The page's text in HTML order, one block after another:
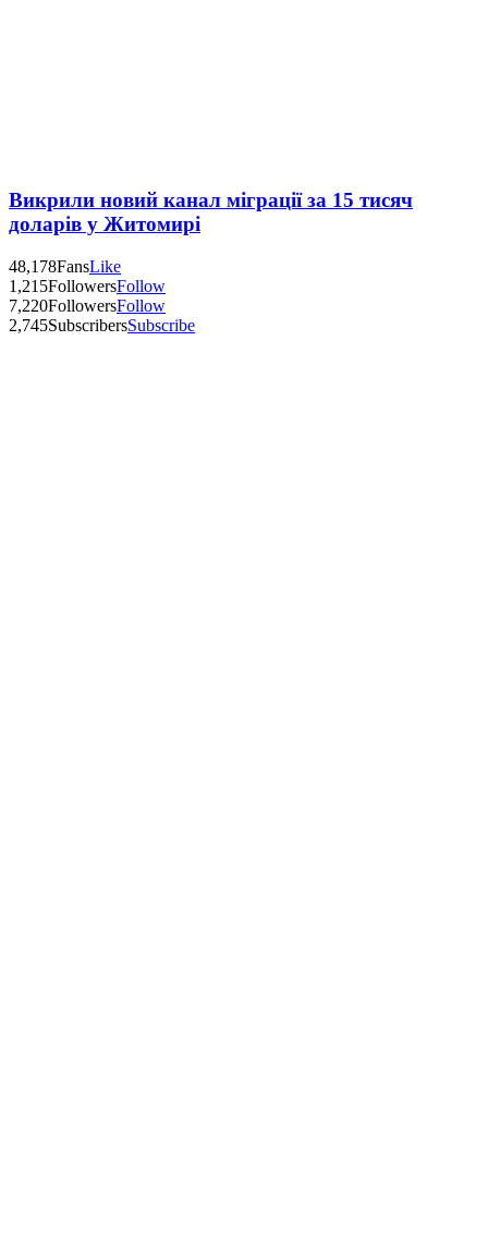
Викрили новий канал міграції за 15 тисяч
доларів у Житомирі
48,178FansLike
1,215FollowersFollow
7,220FollowersFollow
2,745SubscribersSubscribe